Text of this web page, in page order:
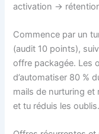
activation →
Commence par un
(audit 10 points),
offre packagée. Les
d’automatiser 80 %
mails de nurturing et
et tu réduis les oublis.